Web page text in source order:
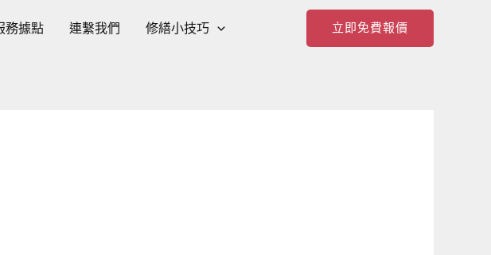
務據點 連繫我們 修繕小技巧 立即免費報價